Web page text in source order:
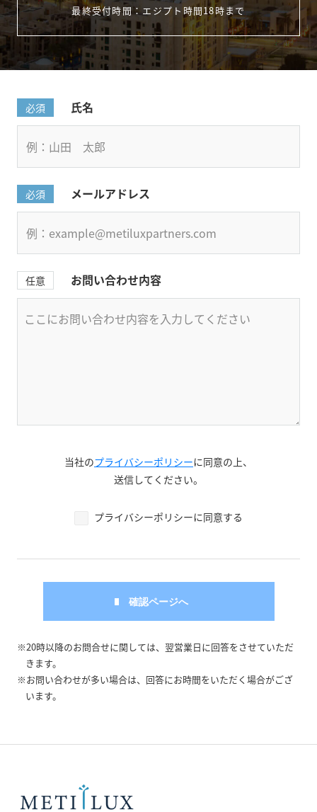
最終受付時間：エジプト時間18時まで
必須 氏名
必須 メールアドレス
任意 お問い合わせ内容
当社のプライバシーポリシーに同意の上、
送信してください。
プライバシーポリシーに同意する
※20時以降のお問合せに関しては、翌営業日に回答をさせていただ
きます。
※お問い合わせが多い場合は、回答にお時間をいただく場合がござ
います。